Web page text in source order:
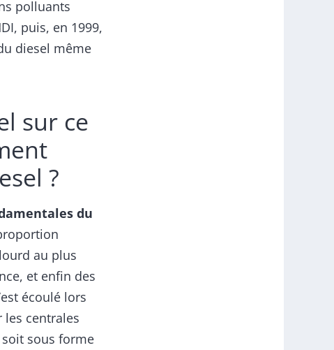
polluants
puis, en 1999,
diesel même
sur ce
?
du
au plus
et enfin des
écoulé lors
les centrales
sous forme